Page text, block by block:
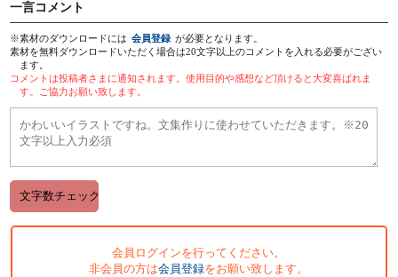
一言コメント
※素材のダウンロードには 会員登録 が必要となります。
素材を無料ダウンロードいただく場合は20文字以上のコメントを入れる必要がござい
ます。
コメントは投稿者さまに通知されます。使用目的や感想など頂けると大変喜ばれま
す。ご協力お願い致します。
会員ログインを行ってください。
非会員の方は会員登録をお願い致します。